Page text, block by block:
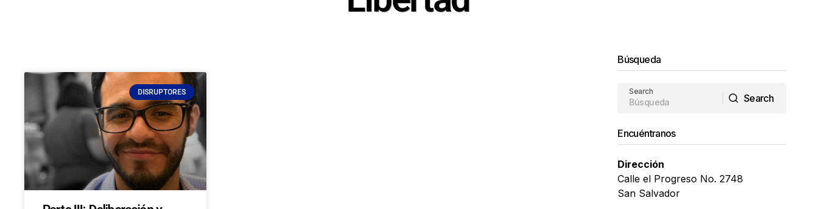
DISRUPTORES
Búsqueda
Search
Search
Encuéntranos
Dirección
Calle el Progreso No. 2748
San Salvador